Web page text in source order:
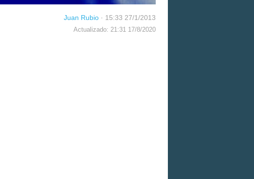
Juan Rubio · 15:33 27/1/2013
Actualizado: 21:31 17/8/2020